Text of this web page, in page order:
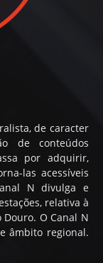
de caracter
de conteúdos
por adquirir,
las acessíveis
N divulga e
relativa à
O Canal N
âmbito regional.